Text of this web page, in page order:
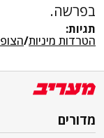
בפרשה.
תגיות:
הטרדות מיניות/
מדורים